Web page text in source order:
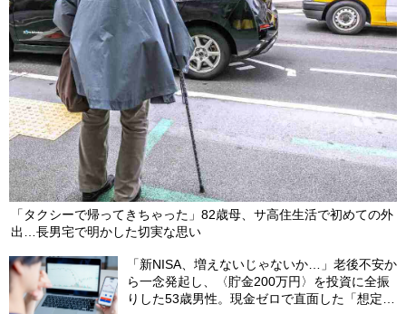
「タクシーで帰ってきちゃった」82歳母、サ高住生活で初めての外
出…長男宅で明かした切実な思い
「新NISA、増えないじゃないか…」老後不安か
ら一念発起し、〈貯金200万円〉を投資に全振
りした53歳男性。現金ゼロで直面した「想定外